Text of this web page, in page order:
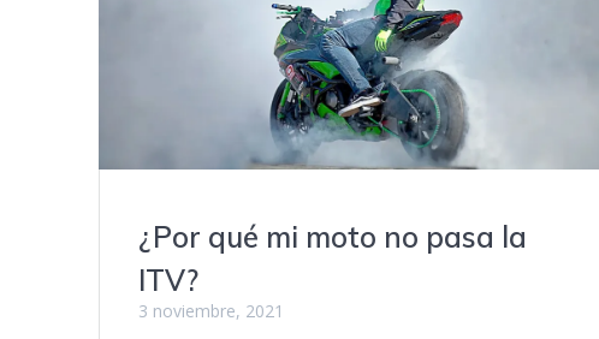
¿Por qué mi moto no pasa la
ITV?
3 noviembre, 2021